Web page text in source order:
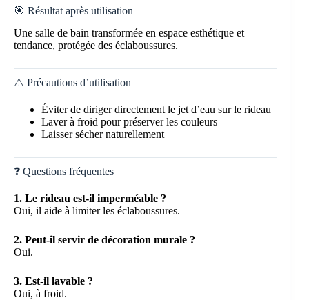
🎯 Résultat après utilisation
Une salle de bain transformée en espace esthétique et
tendance, protégée des éclaboussures.
⚠️ Précautions d’utilisation
Éviter de diriger directement le jet d’eau sur le rideau
Laver à froid pour préserver les couleurs
Laisser sécher naturellement
❓ Questions fréquentes
1. Le rideau est-il imperméable ?
Oui, il aide à limiter les éclaboussures.
2. Peut-il servir de décoration murale ?
Oui.
3. Est-il lavable ?
Oui, à froid.